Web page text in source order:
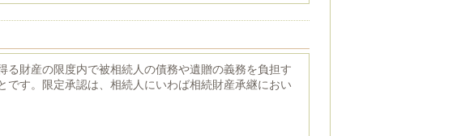
る財産の限度内で被相続人の債務や遺贈の義務を負担す
です。限定承認は、相続人にいわば相続財産承継におい